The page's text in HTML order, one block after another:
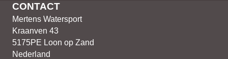
CONTACT
Mertens Watersport
Kraanven 43
5175PE Loon op Zand
Nederland